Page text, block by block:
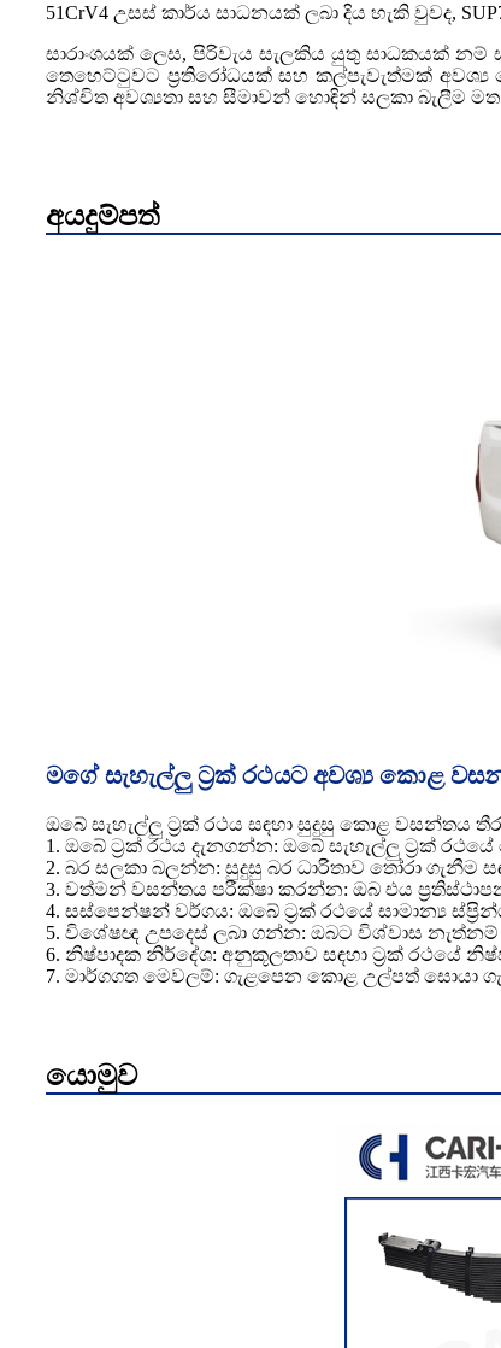
51CrV4 උසස් කාර්ය සාධනයක් ලබා දිය හැකි වුවද,
සාරාංශයක් ලෙස, පිරිවැය සැලකිය යුතු සාධකයක්
තෙහෙට්ටුවට ප්‍රතිරෝධයක් සහ කල්පැවැත්මක් අවශ්‍ය
නිශ්චිත අවශ්‍යතා සහ සීමාවන් හොඳින් සලකා බැලීම මත
අයදුම්පත්
මගේ සැහැල්ලු ට්‍රක් රථයට අවශ්‍ය කොළ
ඔබේ සැහැල්ලු ට්‍රක් රථය සඳහා සුදුසු කොළ වසන්තය
1. ඔබේ ට්‍රක් රථය දැනගන්න: ඔබේ සැහැල්ලු ට්‍රක්
2. බර සලකා බලන්න: සුදුසු බර ධාරිතාව තෝරා ගැනීම
3. වත්මන් වසන්තය පරීක්ෂා කරන්න: ඔබ එය
4. සස්පෙන්ෂන් වර්ගය: ඔබේ ට්‍රක් රථයේ සාමාන්‍ය
5. විශේෂඥ උපදෙස් ලබා ගන්න: ඔබට විශ්වාස
6. නිෂ්පාදක නිර්දේශ: අනුකූලතාව සඳහා ට්‍රක් රථයේ
7. මාර්ගගත මෙවලම්: ගැළපෙන කොළ උල්පත් සොයා
යොමුව